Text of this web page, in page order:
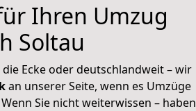
Ihren Umzug
Soltau
Ecke oder deutschlandweit – wir
an unserer Seite, wenn es Umzüge
Sie nicht weiterwissen – haben